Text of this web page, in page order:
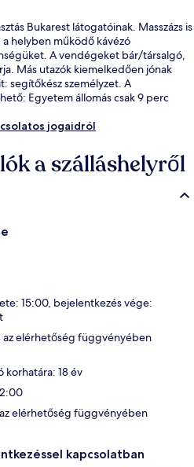
Bukarest látogatóinak. Masszázs is
helyben működő kávézó
A vendégeket bár/társalgó,
Más utazók kiemelkedően jónak
segítőkész személyzet. A
Egyetem állomás csak 9 perc
jogaidról
a szálláshelyről
15:00, bejelentkezés vége:
az elérhetőség függvényében
korhatára: 18 év
elérhetőség függvényében
kapcsolatban